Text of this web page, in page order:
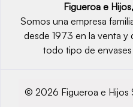
Figueroa e
Somos una empresa
desde 1973 en la venta y
todo tipo de envases
© 2026 Figueroa e